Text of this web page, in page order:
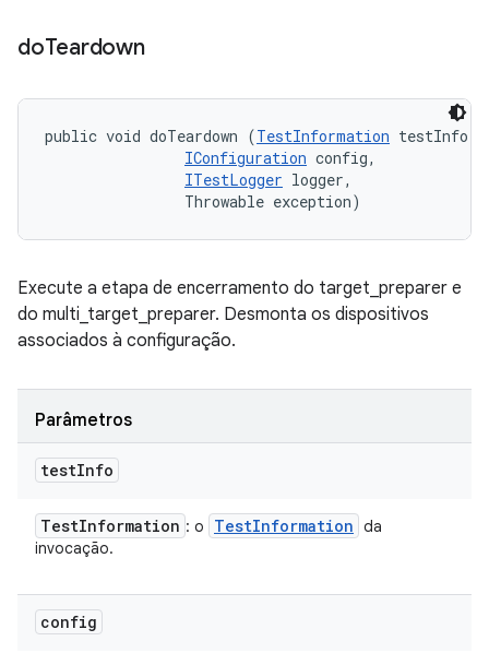
doTeardown
public void doTeardown (TestInformation testInfo,
IConfiguration config,
ITestLogger logger,
                Throwable exception)
Execute a etapa de encerramento do target_preparer e
do multi_target_preparer. Desmonta os dispositivos
associados à configuração.
Parâmetros
testInfo
TestInformation : o TestInformation da
invocação.
config